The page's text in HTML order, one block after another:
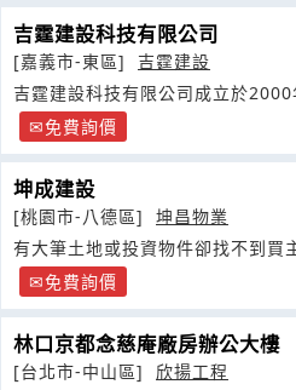
吉霆建設科技有限公司
[嘉義市-東區]
吉霆建設
吉霆建設科技有限公司成立於
安全免費詢價
坤成建設
[桃園市-八德區]
坤昌物業
有大筆土地或投資物件卻找不到買
電話免費詢價
林口京都念慈庵廠房辦公大樓
[台北市-中山區]
欣揚工程